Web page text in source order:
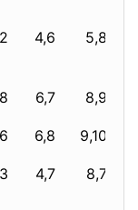
4,6 5,8
6,7 8,9
6,8 9,10
4,7 8,7